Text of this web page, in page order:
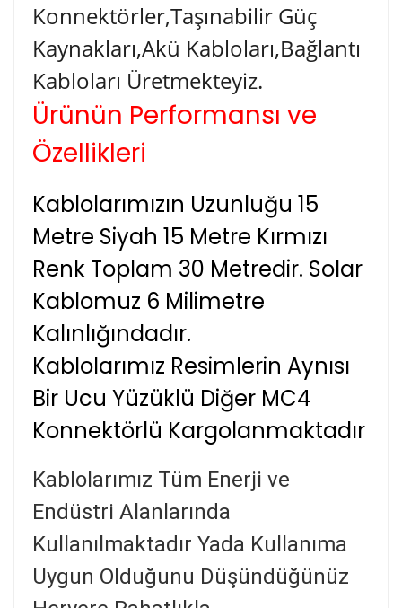
Konnektörler,Taşınabilir Güç
Kaynakları,Akü Kabloları,Bağlantı
Kabloları Üretmekteyiz.
Ürünün Performansı ve
Özellikleri
Kablolarımızın Uzunluğu 15
Metre Siyah 15 Metre Kırmızı
Renk Toplam 30 Metredir. Solar
Kablomuz 6 Milimetre
Kalınlığındadır.
Kablolarımız Resimlerin Aynısı
Bir Ucu Yüzüklü Diğer MC4
Konnektörlü Kargolanmaktadır
Kablolarımız Tüm Enerji ve
Endüstri Alanlarında
Kullanılmaktadır Yada Kullanıma
Uygun Olduğunu Düşündüğünüz